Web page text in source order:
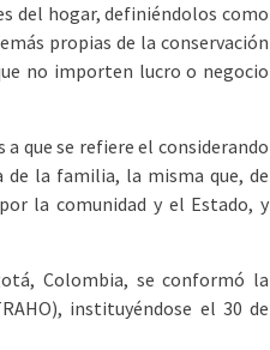
del hogar, definiéndolos como
propias de la conservación
no importen lucro o negocio
que se refiere el considerando
la familia, la misma que, de
la comunidad y el Estado, y
Colombia, se conformó la
instituyéndose el 30 de